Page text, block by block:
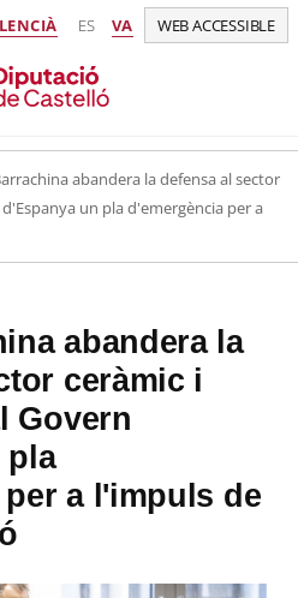
ES VA WEB ACCESSIBLE
abandera la defensa al sector
un pla d'emergència per a
abandera la
ceràmic i
Govern
pla
a l'impuls de